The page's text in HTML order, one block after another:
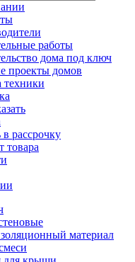
работы
дома под ключ
проекты домов
техники
рассрочку
товара
материал